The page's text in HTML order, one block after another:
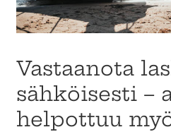
Vastaanota
sähköisesti –
helpottuu